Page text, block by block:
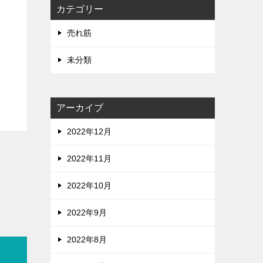
カテゴリー
売れ筋
未分類
アーカイブ
2022年12月
2022年11月
2022年10月
2022年9月
2022年8月